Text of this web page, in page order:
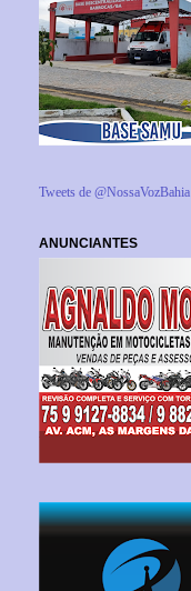
Tweets de @NossaVozBahia
ANUNCIANTES